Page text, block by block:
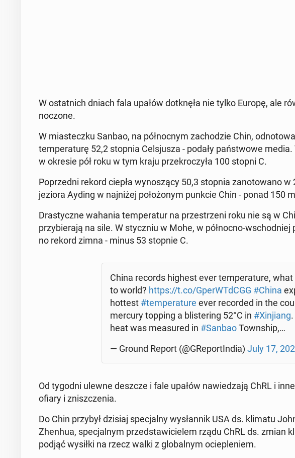
W ostat­nich dniach fala upałów do­tknę­ła nie tylko Europę, ale
no­czo­ne.
W mia­stecz­ku Sanbao, na pół­noc­nym za­cho­dzie Chin,
tem­pe­ra­tu­rę 52,2 stopnia Cel­sju­sza - podały pań­stwo­we
w okresie pół roku w tym kraju prze­kro­czy­ła 100 stopni C.
Po­przed­ni rekord ciepła wy­no­szą­cy 50,3 stopnia za­no­to­wa­no
jeziora Ayding w naj­ni­żej po­ło­żo­nym punkcie Chin - ponad 150
Dra­stycz­ne wahania tem­pe­ra­tur na prze­strze­ni roku nie są w
przy­bie­ra­ją na sile. W stycz­niu w Mohe, w pół­noc­no-
no rekord zimna - minus 53 stopnie C.
China records highest ever tem­pe­ra­tu­re,
to world? https://t.co/GperWTdCGG #China
hottest #tem­pe­ra­tu­re ever re­cor­ded in the
mercury topping a bli­ste­ring 52°C in #Xin­jiang
heat was me­asu­red in #SanbaoTown­ship,…
— Ground Report (@GRe­por­tIn­dia) July 17,
Od tygodni ulewne deszcze i fale upałów na­wie­dza­ją ChRL i
ofiary i znisz­cze­nia.
Do Chin przybył dzisiaj spe­cjal­ny wy­słan­nik USA ds. klimatu
Zhenhua, spe­cjal­nym przed­sta­wi­cie­lem rządu ChRL ds. zmian
podjąć wysiłki na rzecz walki z glo­bal­nym ocie­ple­niem.